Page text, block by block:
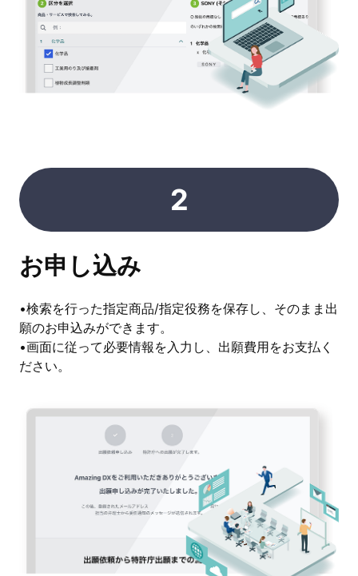
2
お申し込み
•検索を行った指定商品/指定役務を保存し、そのまま出
願のお申込みができます。
•画面に従って必要情報を入力し、出願費用をお支払く
ださい。